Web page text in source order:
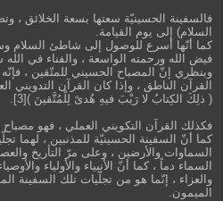
فالسفينة الحسينيّة سعتها بسعة الخلائق ،
السلام) إلى يوم القيامة.
كما أنّها أسرع للوصول إلى شاطئ السلام
فيض الله ورحمته الواسعة ، والفناء في الله
وبنظري إنّ المصباح الحسيني للمتّقين ،
القرآن الناطق ، وإذا كان القرآن التدويني
( ذلِكَ الكِتابُ لا رَيْبَ فيهِ هُدىً لِلْمُتَّقينَ )[3].
فكذلك القرآن التكويني العملي ، فهو مصباح
كما أنّ السفينة الحسينيّة للمذنبين ، لهما
السماوات والأرضين ، وعلى مرّ التأريخ
السماء دماً ، كما أنّ الأنبياء والأولياء
والعزاء ، إنّما هو من تجلّيات تلك السفينة
الميمون.